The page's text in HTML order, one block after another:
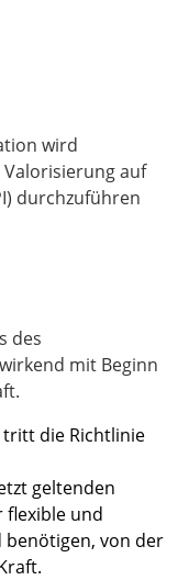
wird
auf
durchzuführen
des
mit Beginn
die Richtlinie
geltenden
flexible und
von der